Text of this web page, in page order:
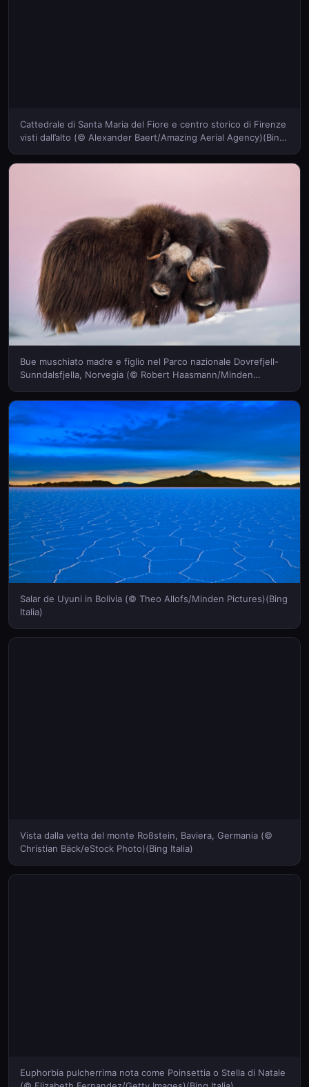
Cattedrale di Santa Maria del Fiore e centro storico di Firenze
visti dall’alto (© Alexander Baert/Amazing Aerial Agency)(Bing
Bue muschiato madre e figlio nel Parco nazionale Dovrefjell-
Sunndalsfjella, Norvegia (© Robert Haasmann/Minden
Salar de Uyuni in Bolivia (© Theo Allofs/Minden Pictures)(Bing
Italia)
Vista dalla vetta del monte Roßstein, Baviera, Germania (©
Christian Bäck/eStock Photo)(Bing Italia)
Euphorbia pulcherrima nota come Poinsettia o Stella di Natale